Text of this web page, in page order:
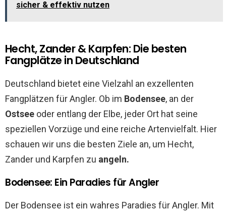
sicher & effektiv nutzen
Hecht, Zander & Karpfen: Die besten
Fangplätze in Deutschland
Deutschland bietet eine Vielzahl an exzellenten
Fangplätzen für Angler. Ob im Bodensee, an der
Ostsee oder entlang der Elbe, jeder Ort hat seine
speziellen Vorzüge und eine reiche Artenvielfalt. Hier
schauen wir uns die besten Ziele an, um Hecht,
Zander und Karpfen zu angeln.
Bodensee: Ein Paradies für Angler
Der Bodensee ist ein wahres Paradies für Angler. Mit